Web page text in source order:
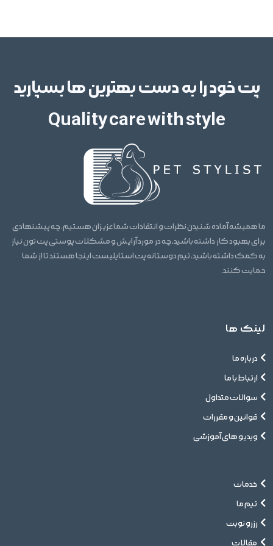
پت خود را به دست بهترین ها بسپارید
Quality care with style
ما همیشه آماده شنیدن نظرات و انتقادات شما عزیزان هستیم. چه پیشنهادی
برای بهبود کار داشته باشید، چه در مورد آرایش و مشکلات پوستی پت تون نیاز
به کمک داشته باشید، تیم دوستانه پت استایلیست اینجا هستند تا از شما
حمایت کنند.
لینک ها
درباره ما
ارتباط با ما
سوالات متداول
قوانین و مقررات
ویدیو های آموزشی
خدمات
تیم ما
رزرو نوبت
مقالات